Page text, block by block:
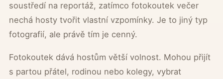
soustředí na reportáž, zatímco fotokoutek večer
nechá hosty tvořit vlastní vzpomínky. Je to jiný typ
fotografií, ale právě tím je cenný.
Fotokoutek dává hostům větší volnost. Mohou přijít
s partou přátel, rodinou nebo kolegy, vybrat